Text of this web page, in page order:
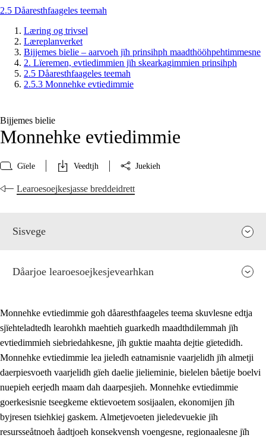
2.5 Dåaresthfaageles teemah
Læring og trivsel
Læreplanverket
Bijjemes bielie – aarvoeh jïh prinsihph maadthööhpehtimmesne
2. Lïeremen, evtiedimmien jïh skearkagimmien prinsihph
2.5 Dåaresthfaageles teemah
2.5.3 Monnehke evtiedimmie
Bijjemes bielie
Monnehke evtiedimmie
Gïele Veedtjh Juekieh
Learoesoejkesjasse breddeidrett
Sisvege
2. Lïeremen, evtiedimmien jïh skearkagimmien prinsihph
Dåarjoe learoesoejkesjevearhkan
Monnehke evtiedimmie goh dåaresthfaageles teema skuvlesne edtja
sjïehteladtedh learohkh maehtieh guarkedh maadthdilemmah jïh
evtiedimmieh siebriedahkesne, jïh guktie maahta dejtie gïetedidh.
Monnehke evtiedimmie lea jieledh eatnamisnie vaarjelidh jïh almetji
daerpiesvoeth vaarjelidh gïeh daelie jielieminie, bielelen båetije boelvi
nuepieh eerjedh maam dah daarpesjieh. Monnehke evtiedimmie
goerkesisnie tseegkeme ektievoetem sosijaalen, ekonomijen jïh
byjresen tsiehkiej gaskem. Almetjevoeten jieledevuekie jïh
resursseåtnoeh åadtjoeh konsekvensh voengesne, regionaalesne jïh